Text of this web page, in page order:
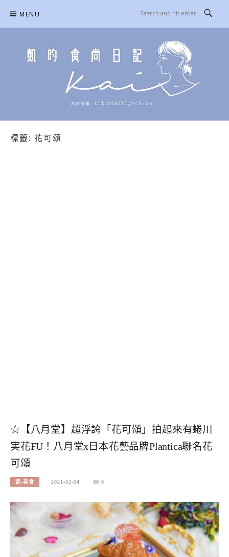
content
MENU
標籤: 花可頌
☆【八月堂】超浮誇「花可頌」拍起來有蜷川
実花FU！八月堂x日本花藝品牌Plantica聯名花
可頌
凱-美食 2021-02-04 0